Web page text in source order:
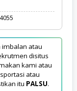
atau
disitus
kami atau
atau
itu PALSU.